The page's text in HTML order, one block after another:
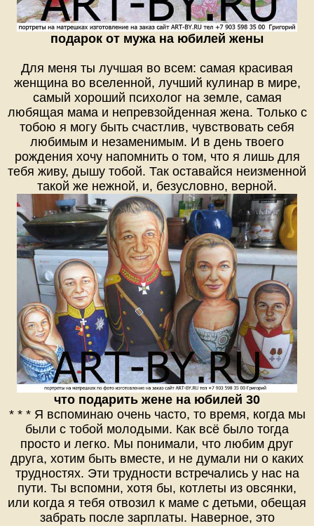
подарок от мужа на юбилей жены
Для меня ты лучшая во всем: самая красивая
женщина во вселенной, лучший кулинар в мире,
самый хороший психолог на земле, самая
любящая мама и непревзойденная жена. Только с
тобою я могу быть счастлив, чувствовать себя
любимым и незаменимым. И в день твоего
рождения хочу напомнить о том, что я лишь для
тебя живу, дышу тобой. Так оставайся неизменной
такой же нежной, и, безусловно, верной.
что подарить жене на юбилей 30
* * * Я вспоминаю очень часто, то время, когда мы
были с тобой молодыми. Как всё было тогда
просто и легко. Мы понимали, что любим друг
друга, хотим быть вместе, и не думали ни о каких
трудностях. Эти трудности встречались у нас на
пути. Ты вспомни, хотя бы, котлеты из овсянки,
или когда я тебя отвозил к маме с детьми, обещая
забрать после зарплаты. Наверное, это